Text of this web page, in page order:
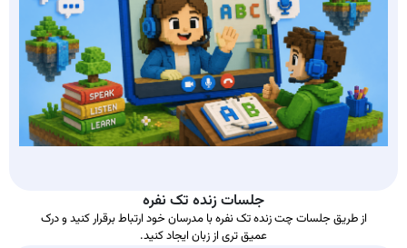
جلسات زنده تک نفره
از طریق جلسات چت زنده تک نفره با مدرسان خود ارتباط برقرار کنید و درک
عمیق تری از زبان ایجاد کنید.